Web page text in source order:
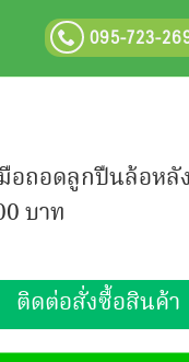
095-723-
อถอดลูกปืนล้อหลั
บาท
ติดต่อสั่งซื้อสินค้า